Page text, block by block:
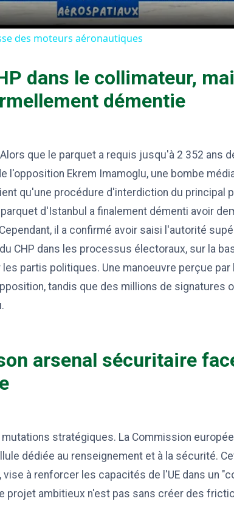
des moteurs aéronautiques
dans le collimateur,
démentie
que le parquet a requis jusqu'à 2 352 ans
l'opposition Ekrem Imamoglu, une bombe
qu'une procédure d'interdiction du principal
parquet d'Istanbul a finalement démenti avoir
il a confirmé avoir saisi l'autorité
CHP dans les processus électoraux, sur la
partis politiques. Une manoeuvre perçue
tandis que des millions de signatures
arsenal sécuritaire
stratégiques. La Commission
dédiée au renseignement et à la sécurité.
à renforcer les capacités de l'UE dans un
projet ambitieux n'est pas sans créer des